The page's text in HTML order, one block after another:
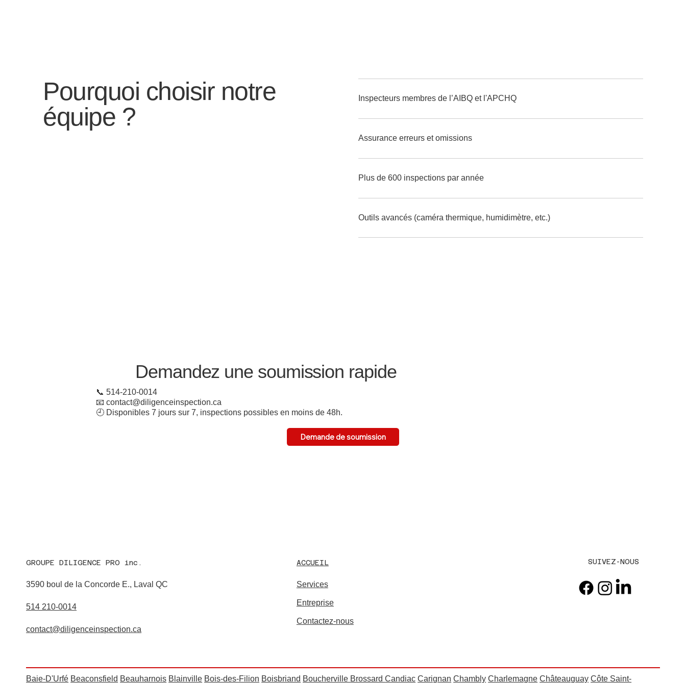
Demandez une soumission rapide
📞 514-210-0014
📧 contact@diligenceinspection.ca
🕘 Disponibles 7 jours sur 7, inspections possibles en moins de 48h.
Demande de soumission
Pourquoi choisir notre
équipe ?
Inspecteurs membres de l’AIBQ et l'APCHQ
Assurance erreurs et omissions
Plus de 600 inspections par année
Outils avancés (caméra thermique, humidimètre, etc.)
GROUPE DILIGENCE PRO inc.
3590 boul de la Concorde E., Laval QC
514 210-0014
contact@diligenceinspection.ca
ACCUEIL
Services
Entreprise
Contactez-nous
SUIVEZ-NOUS
Baie-D'Urfé Beaconsfield Beauharnois Blainville Bois-des-Filion Boisbriand Boucherville BrossardCandiac Carignan Chambly Charlemagne Châteauguay Côte Saint-